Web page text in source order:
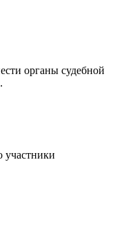
органы судебной
участники